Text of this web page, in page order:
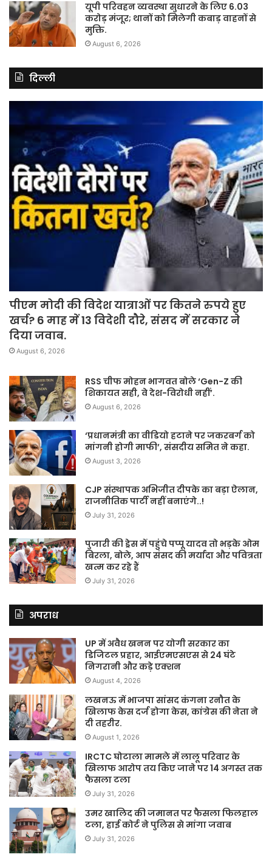
यूपी परिवहन व्यवस्था सुधारने के लिए 6.03
करोड़ मंजूर; थानों को मिलेगी कबाड़ वाहनों से
मुक्ति.
August 6, 2026
दिल्ली
पीएम मोदी की विदेश यात्राओं पर कितने रुपये हुए
खर्च? 6 माह में 13 विदेशी दौरे, संसद में सरकार ने
दिया जवाब.
August 6, 2026
RSS चीफ मोहन भागवत बोले ‘Gen-Z की
शिकायत सही, वे देश-विरोधी नहीं’.
August 6, 2026
‘प्रधानमंत्री का वीडियो हटाने पर जकरबर्ग को
मांगनी होगी माफी’, संसदीय समित ने कहा.
August 3, 2026
CJP संस्थापक अभिजीत दीपके का बड़ा ऐलान,
राजनीतिक पार्टी नहीं बनाएंगे..!
July 31, 2026
पुजारी की ड्रेस में पहुंचे पप्पू यादव तो भड़के ओम
बिरला, बोले, आप संसद की मर्यादा और पवित्रता
खत्म कर रहे हैं
July 31, 2026
अपराध
UP में अवैध खनन पर योगी सरकार का
डिजिटल प्रहार, आईएमएसएस से 24 घंटे
निगरानी और कड़े एक्शन
August 4, 2026
लखनऊ में भाजपा सांसद कंगना रनौत के
खिलाफ केस दर्ज होगा केस, कांग्रेस की नेता ने
दी तहरीर.
August 1, 2026
IRCTC घोटाला मामले में लालू परिवार के
खिलाफ आरोप तय किए जाने पर 14 अगस्त तक
फैसला टला
July 31, 2026
उमर खालिद की जमानत पर फैसला फिलहाल
टला, हाई कोर्ट ने पुलिस से मांगा जवाब
July 31, 2026